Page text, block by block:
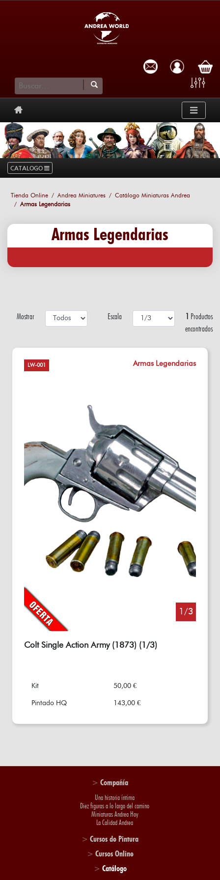
cesta
CATALOGO
Tienda Online Andrea Miniatures
Catálogo Miniaturas Andrea
Armas Legendarias
Armas Legendarias
Mostrar Escala 1 Productos
encontrados
LW-001 Armas Legendarias
1/3
Colt Single Action Army (1873) (1/3)
Kit 50,00 €
Pintado HQ 143,00 €
> Compañía
Una historia íntima
Diez figuras a lo largo del camino
Miniaturas Andrea Hoy
La Calidad Andrea
> Cursos de Pintura
> Cursos Online
> Catálogo